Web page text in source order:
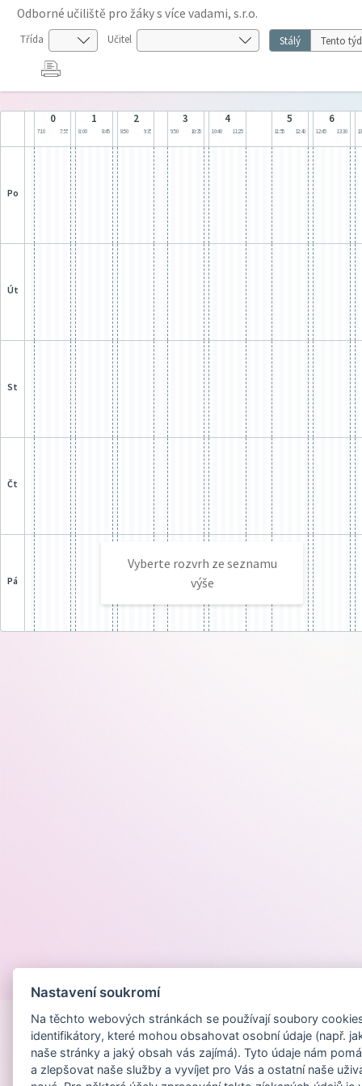
Odborné učiliště pro žáky s více vadami, s.r.o.
Třída Učitel Stálý Tento
Vyberte rozvrh ze seznamu
výše
0
7:10 7:55
1
8:00 8:45
2
8:50 9:35
3
9:50 10:35
4
10:40 11:25
5
11:55 12:40
6
12:45 13:30
po
út
st
čt
pá
Nastavení soukromí
Na těchto webových stránkách se používají soubory
identifikátory, které mohou obsahovat osobní údaje (např.
naše stránky a jaký obsah vás zajímá). Tyto údaje nám
a zlepšovat naše služby a vyvíjet pro Vás a ostatní naše